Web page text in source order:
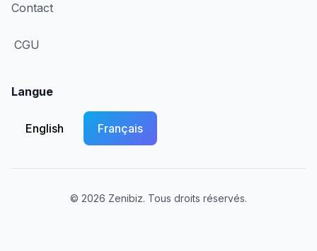
Contact
CGU
Langue
English Français
© 2026 Zenibiz. Tous droits réservés.